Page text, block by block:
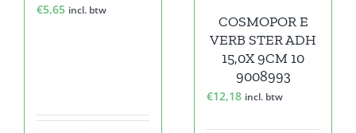
€5,65 incl. btw
COSMOPOR E
VERB STER ADH
15,0X 9CM 10
9008993
€12,18 incl. btw